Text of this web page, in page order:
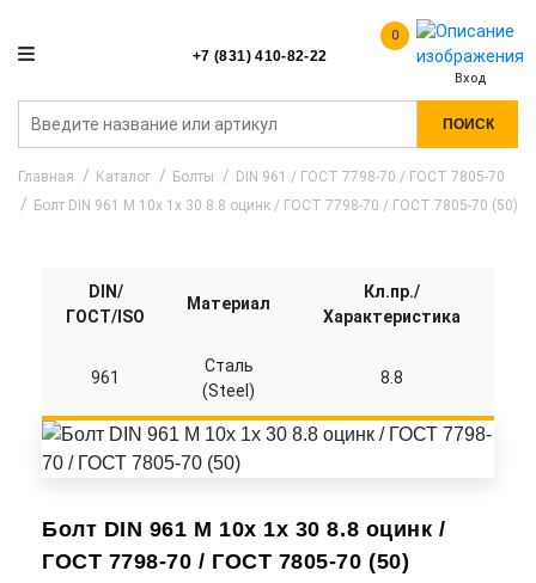
+7 (831) 410-82-22
0
Вход
ПОИСК
Главная Каталог Болты
DIN 961 / ГОСТ 7798-70 / ГОСТ 7805-70
Болт DIN 961 M 10x 1x 30 8.8 оцинк / ГОСТ 7798-70 / ГОСТ 7805-70 (50)
Болт DIN 961 M 10x 1x 30 8.8 оцинк /
ГОСТ 7798-70 / ГОСТ 7805-70 (50)
DIN/
ГОСТ/ISO
Материал
Кл.пр./
Характеристика
961
Сталь
(Steel)
8.8